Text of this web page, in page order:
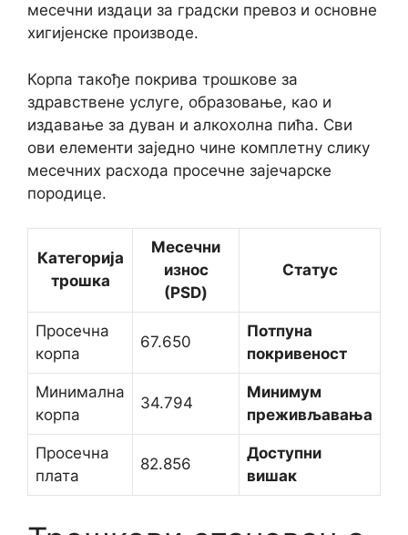
месечни издаци за градски превоз и основне
хигијенске производе.
Корпа такође покрива трошкове за
здравствене услуге, образовање, као и
издавање за дуван и алкохолна пића. Сви
ови елементи заједно чине комплетну слику
месечних расхода просечне зајечарске
породице.
Категорија
трошка
Месечни
износ
(РSD)
Статус
Просечна
корпа
67.650
Потпуна
покривеност
Минимална
корпа
34.794
Минимум
преживљавања
Просечна
плата
82.856
Доступни
вишак